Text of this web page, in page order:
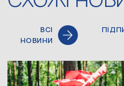
ВСІ
НОВИНИ